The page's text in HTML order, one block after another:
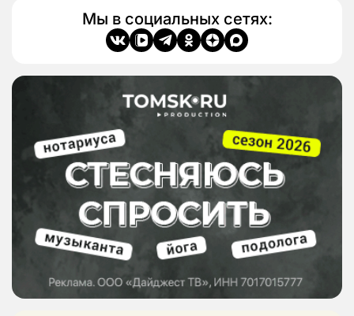
Мы в социальных сетях: